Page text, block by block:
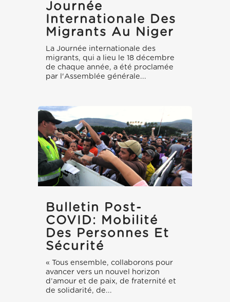
Journée
Internationale Des
Migrants Au Niger
La Journée internationale des
migrants, qui a lieu le 18 décembre
de chaque année, a été proclamée
par l'Assemblée générale...
Bulletin Post-
COVID: Mobilité
Des Personnes Et
Sécurité
« Tous ensemble, collaborons pour
avancer vers un nouvel horizon
d’amour et de paix, de fraternité et
de solidarité, de...